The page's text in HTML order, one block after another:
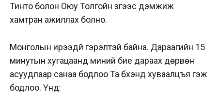
Тинто болон Оюу Толгойн зүгээс дэмжиж
хамтран ажиллах болно.
Монголын ирээдүй гэрэлтэй байна. Дараагийн 15
минутын хугацаанд миний бие дараах дөрвөн
асуудлаар санаа бодлоо Та бүхэнд хуваалцъя гэж
бодлоо. Үүнд: